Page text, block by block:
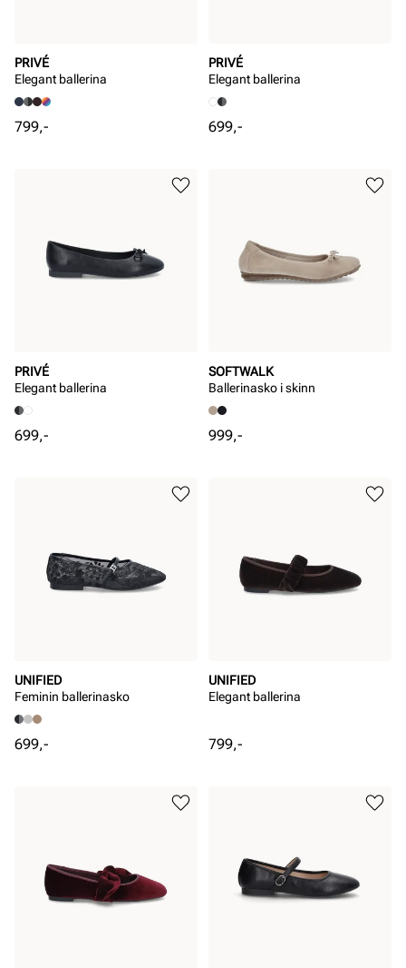
PRIVÉ
Elegant ballerina
Pris
799,-
PRIVÉ
Elegant ballerina
Pris
699,-
PRIVÉ
Elegant ballerina
Pris
699,-
SOFTWALK
Ballerinasko i skinn
Pris
999,-
UNIFIED
Feminin ballerinasko
Pris
699,-
UNIFIED
Elegant ballerina
Pris
799,-